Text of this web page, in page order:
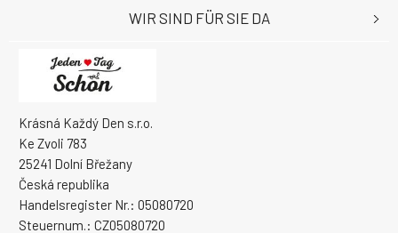
Krásná Každý Den s.r.o.
Ke Zvoli 783
25241 Dolní Břežany
Česká republika
Handelsregister Nr.: 05080720
Steuernum.: CZ05080720
WIR SIND FÜR SIE DA